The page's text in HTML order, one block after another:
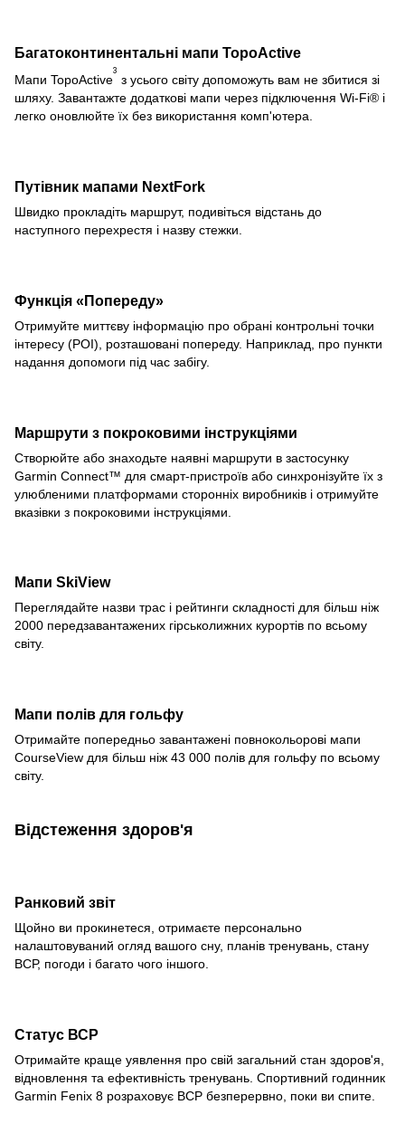
Багатоконтинентальні мапи TopoActive
Мапи TopoActive
3
з усього світу допоможуть вам не збитися зі
шляху. Завантажте додаткові мапи через підключення Wi-Fi® і
легко оновлюйте їх без використання комп'ютера.
Путівник мапами NextFork
Швидко прокладіть маршрут, подивіться відстань до
наступного перехрестя і назву стежки.
Функція «Попереду»
Отримуйте миттєву інформацію про обрані контрольні точки
інтересу (POI), розташовані попереду. Наприклад, про пункти
надання допомоги під час забігу.
Маршрути з покроковими інструкціями
Створюйте або знаходьте наявні маршрути в застосунку
Garmin Connect™ для смарт-пристроїв або синхронізуйте їх з
улюбленими платформами сторонніх виробників і отримуйте
вказівки з покроковими інструкціями.
Мапи SkiView
Переглядайте назви трас і рейтинги складності для більш ніж
2000 передзавантажених гірськолижних курортів по всьому
світу.
Мапи полів для гольфу
Отримайте попередньо завантажені повнокольорові мапи
CourseView для більш ніж 43 000 полів для гольфу по всьому
світу.
Відстеження здоров'я
Ранковий звіт
Щойно ви прокинетеся, отримаєте персонально
налаштовуваний огляд вашого сну, планів тренувань, стану
ВСР, погоди і багато чого іншого.
Статус ВСР
Отримайте краще уявлення про свій загальний стан здоров'я,
відновлення та ефективність тренувань. Спортивний годинник
Garmin Fenix 8 розраховує ВСР безперервно, поки ви спите.